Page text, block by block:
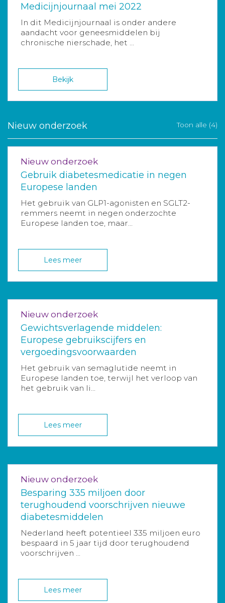
Medicijnjournaal mei 2022
In dit Medicijnjournaal is onder andere
aandacht voor geneesmiddelen bij
chronische nierschade, het ...
Bekijk
Nieuw onderzoek Toon alle (4)
Nieuw onderzoek
Gebruik diabetesmedicatie in negen
Europese landen
Het gebruik van GLP1-agonisten en SGLT2-
remmers neemt in negen onderzochte
Europese landen toe, maar...
Lees meer
Nieuw onderzoek
Gewichtsverlagende middelen:
Europese gebruikscijfers en
vergoedingsvoorwaarden
Het gebruik van semaglutide neemt in
Europese landen toe, terwijl het verloop van
het gebruik van li...
Lees meer
Nieuw onderzoek
Besparing 335 miljoen door
terughoudend voorschrijven nieuwe
diabetesmiddelen
Nederland heeft potentieel 335 miljoen euro
bespaard in 5 jaar tijd door terughoudend
voorschrijven ...
Lees meer